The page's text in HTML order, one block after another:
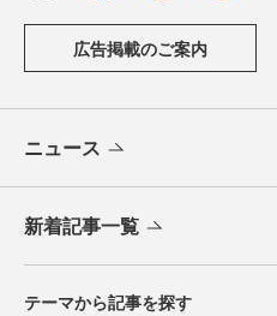
広告掲載のご案内
ニュース
新着記事一覧
テーマから記事を探す